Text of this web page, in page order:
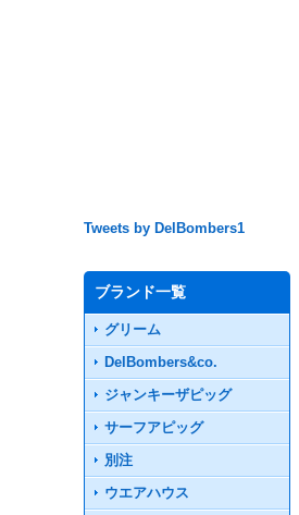
Tweets by DelBombers1
ブランド一覧
グリーム
DelBombers&co.
ジャンキーザピッグ
サーフアピッグ
別注
ウエアハウス